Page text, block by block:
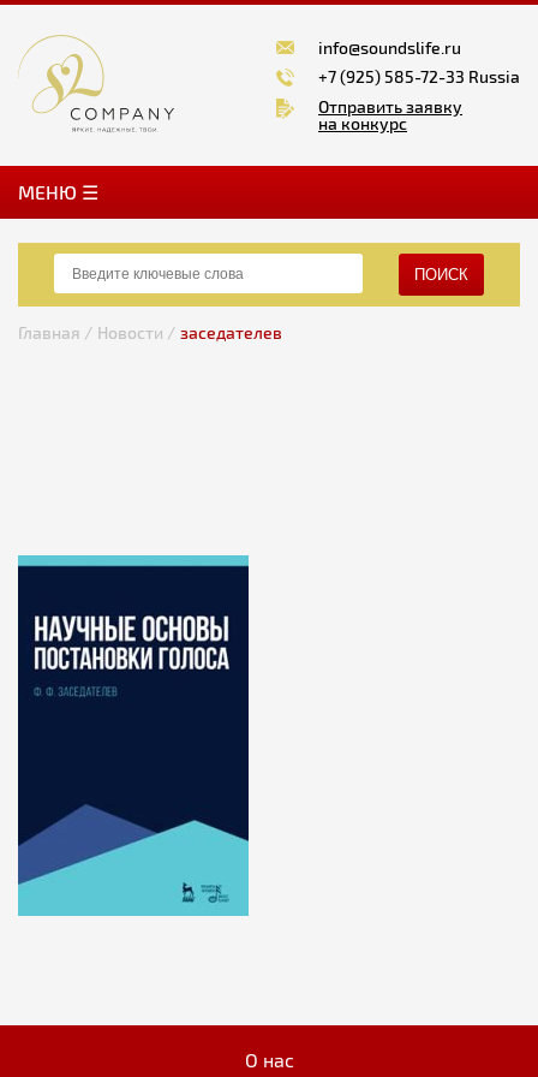
info@soundslife.ru
+7 (925) 585-72-33 Russia
Отправить заявку
на конкурс
MЕНЮ ☰
ПОИСК
Главная / Новости / заседателев
О нас